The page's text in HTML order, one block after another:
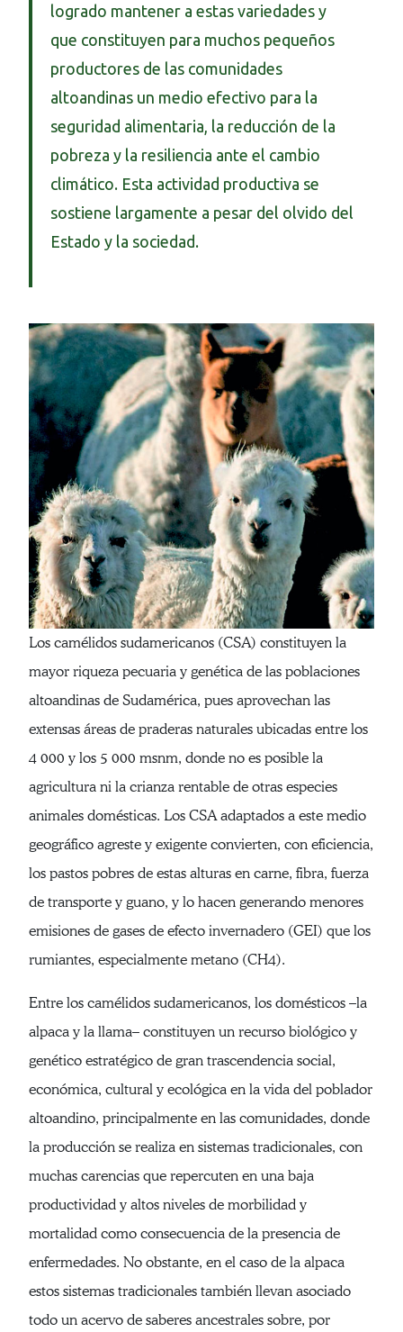
logrado mantener a estas variedades y
que constituyen para muchos pequeños
productores de las comunidades
altoandinas un medio efectivo para la
seguridad alimentaria, la reducción de la
pobreza y la resiliencia ante el cambio
climático. Esta actividad productiva se
sostiene largamente a pesar del olvido del
Estado y la sociedad.
Los camélidos sudamericanos (CSA) constituyen la
mayor riqueza pecuaria y genética de las poblaciones
altoandinas de Sudamérica, pues aprovechan las
extensas áreas de praderas naturales ubicadas entre los
4 000 y los 5 000 msnm, donde no es posible la
agricultura ni la crianza rentable de otras especies
animales domésticas. Los CSA adaptados a este medio
geográfico agreste y exigente convierten, con eficiencia,
los pastos pobres de estas alturas en carne, fibra, fuerza
de transporte y guano, y lo hacen generando menores
emisiones de gases de efecto invernadero (GEI) que los
rumiantes, especialmente metano (CH4).
Entre los camélidos sudamericanos, los domésticos –la
alpaca y la llama– constituyen un recurso biológico y
genético estratégico de gran trascendencia social,
económica, cultural y ecológica en la vida del poblador
altoandino, principalmente en las comunidades, donde
la producción se realiza en sistemas tradicionales, con
muchas carencias que repercuten en una baja
productividad y altos niveles de morbilidad y
mortalidad como consecuencia de la presencia de
enfermedades. No obstante, en el caso de la alpaca
estos sistemas tradicionales también llevan asociado
todo un acervo de saberes ancestrales sobre, por